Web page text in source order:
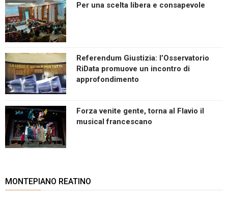
Per una scelta libera e consapevole
Referendum Giustizia: l’Osservatorio
RiData promuove un incontro di
approfondimento
Forza venite gente, torna al Flavio il
musical francescano
MONTEPIANO REATINO